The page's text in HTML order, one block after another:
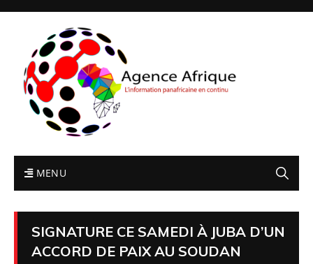
MENU
SIGNATURE CE SAMEDI À JUBA D’UN
ACCORD DE PAIX AU SOUDAN